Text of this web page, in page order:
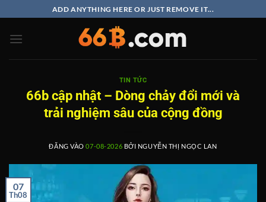
qua
nội
ADD ANYTHING HERE OR JUST REMOVE IT...
TIN TỨC
66b cập nhật – Dòng chảy đổi mới và
trải nghiệm sâu của cộng đồng
ĐĂNG VÀO07-08-2026 BỞI NGUYỄN THỊ NGỌC LAN
07
Th08